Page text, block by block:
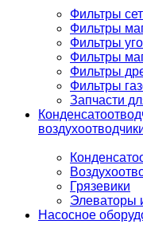
Фильтры
Фильтры
Фильтры
Фильтры
Фильтры
Фильтры
Запчасти
Грязевики
Элеваторы
Насосное